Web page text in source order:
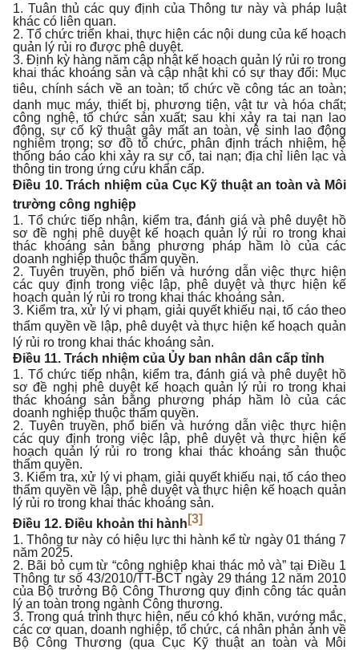
1. Tuân thủ các quy định của Thông tư này và pháp luật
khác có liên quan.
2. Tổ chức triển khai, thực hiện các nội dung của kế hoạch
quản lý rủi ro được phê duyệt.
3. Định kỳ hàng năm cập nhật kế hoạch quản lý rủi ro trong
khai thác khoáng sản và cập nhật khi có sự thay đổi: Mục
tiêu, chính sách về an toàn; tổ chức về công tác an toàn;
danh mục máy, thiết bị, phương tiện, vật tư và hóa chất;
công nghệ, tổ chức sản xuất; sau khi xảy ra tai nạn lao
động, sự cố kỹ thuật gây mất an toàn, vệ sinh lao động
nghiêm trọng; sơ đồ tổ chức, phân định trách nhiệm, hệ
thống báo cáo khi xảy ra sự cố, tai nạn; địa chỉ liên lạc và
thông tin trong ứng cứu khẩn cấp.
Điều 10. Trách nhiệm của Cục Kỹ thuật an toàn và Môi
trường công nghiệp
1. Tổ chức tiếp nhận, kiểm tra, đánh giá và phê duyệt hồ
sơ đề nghị phê duyệt kế hoạch quản lý rủi ro trong khai
thác khoáng sản bằng phương pháp hầm lò của các
doanh nghiệp thuộc thẩm quyền.
2. Tuyên truyền, phổ biến và hướng dẫn việc thực hiện
các quy định trong việc lập, phê duyệt và thực hiện kế
hoạch quản lý rủi ro trong khai thác khoáng sản.
3. Kiểm tra, xử lý vi phạm, giải quyết khiếu nại, tố cáo theo
thẩm quyền về lập, phê duyệt và thực hiện kếhoạch quản
lý rủi ro trong khai thác khoáng sản.
Điều 11. Trách nhiệm của Ủy ban nhân dân cấp tỉnh
1. Tổ chức tiếp nhận, kiểm tra, đánh giá và phê duyệt hồ
sơ đề nghị phê duyệt kế hoạch quản lý rủi ro trong khai
thác khoáng sản bằng phương pháp hầm lò của các
doanh nghiệp thuộc thẩm quyền.
2. Tuyên truyền, phổ biến và hướng dẫn việc thực hiện
các quy định trong việc lập, phê duyệt và thực hiện kế
hoạch quản lý rủi ro trong khai thác khoáng sản thuộc
thẩm quyền.
3. Kiểm tra, xử lý vi phạm, giải quyết khiếu nại, tố cáo theo
thẩm quyền về lập, phê duyệt và thực hiện kế hoạch quản
lý rủi ro trong khai thác khoáng sản.
Điều 12. Điều khoản thi hành [3]
1. Thông tư này có hiệu lực thi hành kể từ ngày 01 tháng 7
năm 2025.
2. Bãi bỏ cụm từ “công nghiệp khai thác mỏ và” tại Điều 1
Thông tư số 43/2010/TT-BCT ngày 29 tháng 12 năm 2010
của Bộ trưởng Bộ Công Thương quy định công tác quản
lý an toàn trong ngành Công thương.
3. Trong quá trình thực hiện, nếu có khó khăn, vướng mắc,
các cơ quan, doanh nghiệp, tổ chức, cá nhân phản ánh về
Bộ Công Thương (qua Cục Kỹ thuật an toàn và Môi